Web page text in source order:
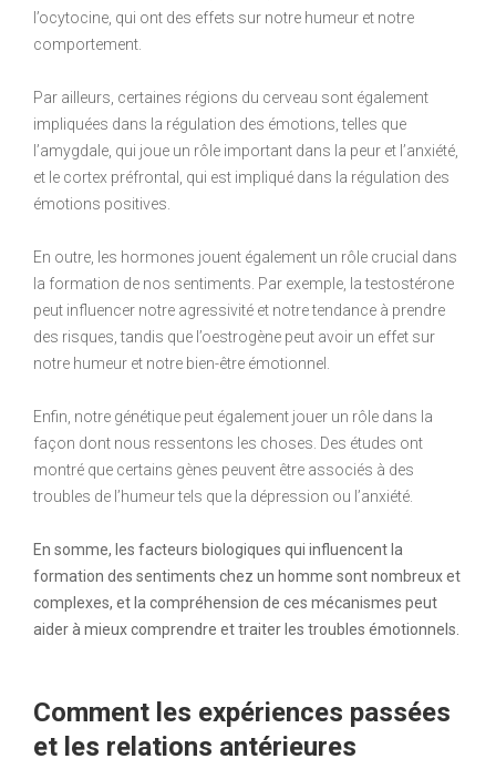
l’ocytocine, qui ont des effets sur notre humeur et notre
comportement.
Par ailleurs, certaines régions du cerveau sont également
impliquées dans la régulation des émotions, telles que
l’amygdale, qui joue un rôle important dans la peur et l’anxiété,
et le cortex préfrontal, qui est impliqué dans la régulation des
émotions positives.
En outre, les hormones jouent également un rôle crucial dans
la formation de nos sentiments. Par exemple, la testostérone
peut influencer notre agressivité et notre tendance à prendre
des risques, tandis que l’oestrogène peut avoir un effet sur
notre humeur et notre bien-être émotionnel.
Enfin, notre génétique peut également jouer un rôle dans la
façon dont nous ressentons les choses. Des études ont
montré que certains gènes peuvent être associés à des
troubles de l’humeur tels que la dépression ou l’anxiété.
En somme, les facteurs biologiques qui influencent la
formation des sentiments chez un homme sont nombreux et
complexes, et la compréhension de ces mécanismes peut
aider à mieux comprendre et traiter les troubles émotionnels.
Comment les expériences passées
et les relations antérieures